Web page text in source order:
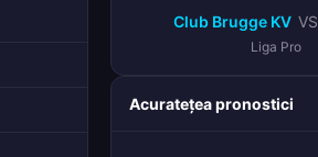
Club Brugge KV VS
Liga Pro
Acuratețea pronostici